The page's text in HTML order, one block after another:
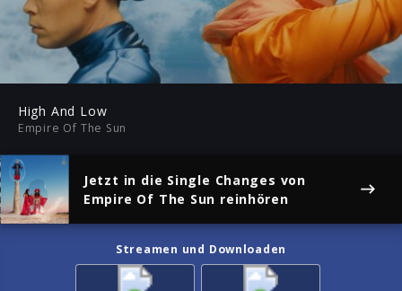
Play
-03:43
Mute
High And Low
Empire Of The Sun
Jetzt in die Single Changes von
Empire Of The Sun reinhören
Streamen und Downloaden